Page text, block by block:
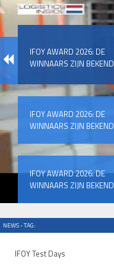
IFOY AWARD 2026: DE
WINNAARS ZIJN BEKEND
IFOY AWARD 2026: DE
WINNAARS ZIJN BEKEND
IFOY AWARD 2026: DE
WINNAARS ZIJN BEKEND
NEWS - TAG:
IFOY Test Days